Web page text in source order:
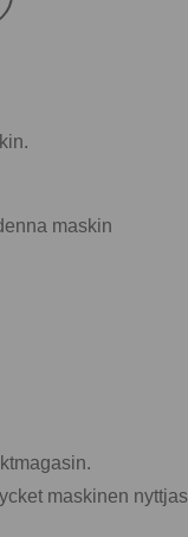
maskin
maskinen